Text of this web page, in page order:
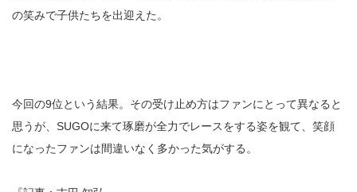
の笑みで子供たちを出迎えた。
今回の9位という結果。その受け止め方はファンにとって異なると
思うが、SUGOに来て琢磨が全力でレースをする姿を観て、笑顔
になったファンは間違いなく多かった気がする。